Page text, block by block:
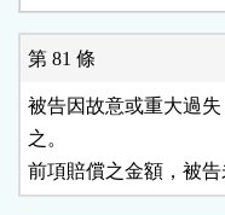
第 81 條
被告因故意或重大過
之。
前項賠償之金額，被